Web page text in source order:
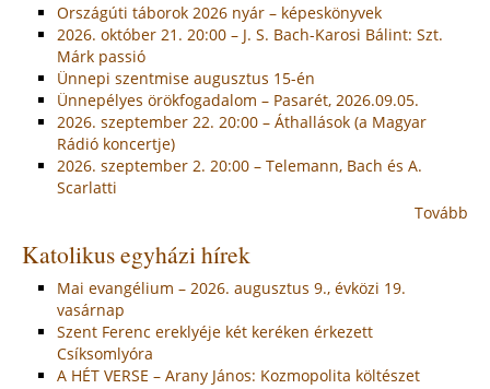
Országúti táborok 2026 nyár – képeskönyvek
2026. október 21. 20:00 – J. S. Bach-Karosi Bálint: Szt.
Márk passió
Ünnepi szentmise augusztus 15-én
Ünnepélyes örökfogadalom – Pasarét, 2026.09.05.
2026. szeptember 22. 20:00 – Áthallások (a Magyar
Rádió koncertje)
2026. szeptember 2. 20:00 – Telemann, Bach és A.
Scarlatti
Tovább
Katolikus egyházi hírek
Mai evangélium – 2026. augusztus 9., évközi 19.
vasárnap
Szent Ferenc ereklyéje két keréken érkezett
Csíksomlyóra
A HÉT VERSE – Arany János: Kozmopolita költészet